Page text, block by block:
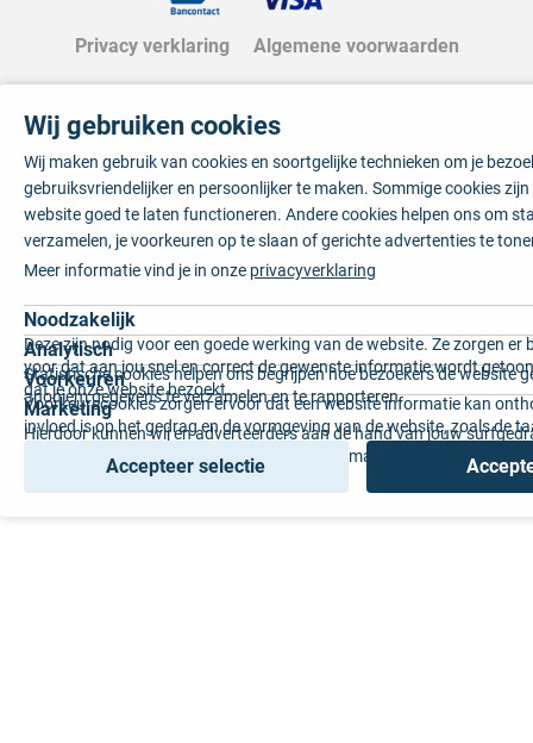
Privacy verklaring Algemene voorwaarden
Wij gebruiken cookies
Wij maken gebruik van cookies en soortgelijke technieken om je
gebruiksvriendelijker en persoonlijker te maken. Sommige cookies
website goed te laten functioneren. Andere cookies helpen ons om
verzamelen, je voorkeuren op te slaan of gerichte advertenties te
Meer informatie vind je in onze privacyverklaring
Noodzakelijk
Deze zijn nodig voor een goede werking van de website. Ze zorgen er
voor dat aan jou snel en correct de gewenste informatie wordt
dat je onze website bezoekt.
Analytisch
Statistische cookies helpen ons begrijpen hoe bezoekers de website
anoniem gegevens te verzamelen en te rapporteren.
Voorkeuren
Voorkeurscookies zorgen ervoor dat een website informatie kan
invloed is op het gedrag en de vormgeving van de website, zoals de
Marketing
Hierdoor kunnen wij en adverteerders aan de hand van jouw
gepersonaliseerde online advertenties en op maat gemaakte content
Accepteer selectie